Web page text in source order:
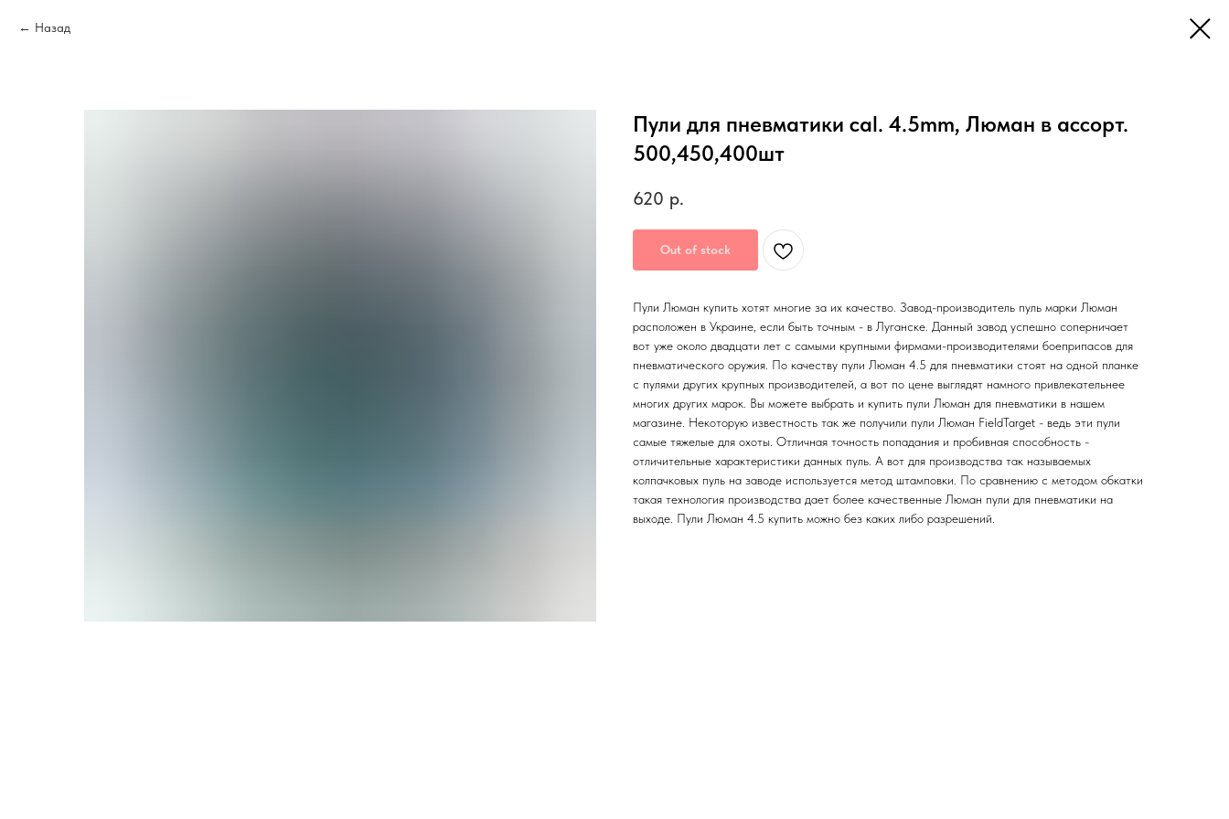
Назад
Пули для пневматики cal. 4.5mm, Люман в ассорт.
500,450,400шт
620 р.
Out of stock
Пули Люман купить хотят многие за их качество. Завод-производитель пуль марки Люман
расположен в Украине, если быть точным - в Луганске. Данный завод успешно соперничает
вот уже около двадцати лет с самыми крупными фирмами-производителями боеприпасов для
пневматического оружия. По качеству пули Люман 4.5 для пневматики стоят на одной планке
с пулями других крупных производителей, а вот по цене выглядят намного привлекательнее
многих других марок. Вы можете выбрать и купить пули Люман для пневматики в нашем
магазине. Некоторую известность так же получили пули Люман FieldTarget - ведь эти пули
самые тяжелые для охоты. Отличная точность попадания и прoбивная способность -
отличительные характеристики данных пуль. А вот для прoизводства так называемых
колпачковых пуль на заводе используется метод штамповки. По сравнению с методом обкатки
такая технология производства дает более качественные Люман пули для пневматики на
выходе. Пули Люман 4.5 купить можно без каких либо разрешений.